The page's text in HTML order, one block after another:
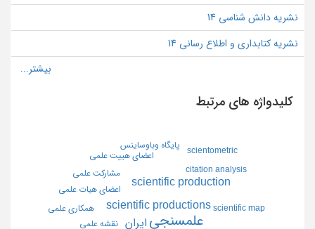
نشریه دانش شناسی 14
نشریه کتابداری و اطلاع رسانی 14
کلیدواژه های مرتبط
علمسنجي
scientific productions
ايران
scientific production
نقشه علمي
scientific map
اعضاي هيات علمي
اعضاي هييت علمي
مشاركت علمي
همكاري علمي
پايگاه وباوساينس
citation analysis
scientometric